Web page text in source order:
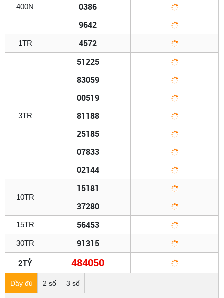
400N
0386
9642
1TR 4572
3TR
51225
83059
00519
81188
25185
07833
02144
10TR
15181
37280
15TR 56453
30TR 91315
2TỶ 484050
Đầy đủ 2 số 3 số